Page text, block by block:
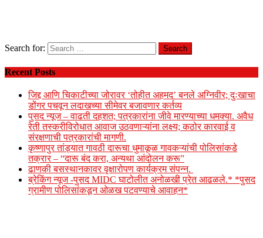
Search for:
Recent Posts
जिद्द आणि चिकाटीच्या जोरावर ‘तोहीत अहमद’ बनले अग्निवीर; दुःखाचा
डोंगर पचवून लदाखच्या सीमेवर बजावणार कर्तव्य
पुसद न्यूज – वाढती दहशत; पत्रकारांना जीवे मारण्याच्या धमक्या. अवैध
रेती तस्करीविरोधात आवाज उठवणाऱ्यांना लक्ष्य; कठोर कारवाई व
संरक्षणाची पत्रकारांची मागणी.
कृष्णापुर तांड्यात गावठी दारूचा धुमाकूळ गावकऱ्यांची पोलिसांकडे
तक्रार – “दारू बंद करा, अन्यथा आंदोलन करू”
ढाणकी बसस्थानकावर वृक्षारोपण कार्यक्रम संपन्न.
ब्रेकिंग न्यूज -पुसद MIDC घाटोलीत अनोळखी प्रेत आढळले.* *पुसद
ग्रामीण पोलिसांकडून ओळख पटवण्याचे आवाहन*